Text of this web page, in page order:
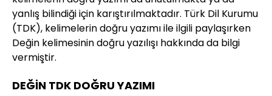
yanlış bilindiği için karıştırılmaktadır. Türk Dil Kurumu
(TDK), kelimelerin doğru yazımı ile ilgili paylaşırken
Değin kelimesinin doğru yazılışı hakkında da bilgi
vermiştir.
DEĞİN TDK DOĞRU YAZIMI